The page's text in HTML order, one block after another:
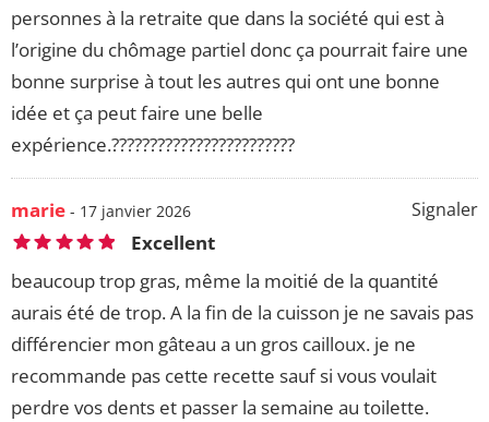
personnes à la retraite que dans la société qui est à
l’origine du chômage partiel donc ça pourrait faire une
bonne surprise à tout les autres qui ont une bonne
idée et ça peut faire une belle
expérience.????????????????????????
Signaler
marie - 17 janvier 2026
Excellent
beaucoup trop gras, même la moitié de la quantité
aurais été de trop. A la fin de la cuisson je ne savais pas
différencier mon gâteau a un gros cailloux. je ne
recommande pas cette recette sauf si vous voulait
perdre vos dents et passer la semaine au toilette.